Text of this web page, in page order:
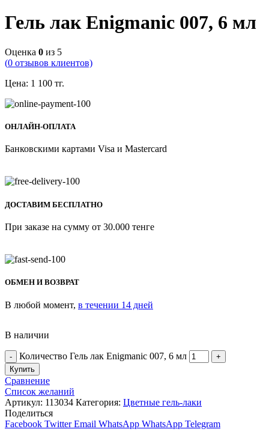
Гель лак Enigmanic 007, 6 мл
Оценка 0 из 5
(0 отзывов клиентов)
Цена: 1 100 тг.
ОНЛАЙН-ОПЛАТА
Банковскими картами Visa и Mastercard
ДОСТАВИМ БЕСПЛАТНО
При заказе на сумму от 30.000 тенге
ОБМЕН И ВОЗВРАТ
В любой момент, в течении 14 дней
В наличии
Количество Гель лак Enigmanic 007, 6 мл
Купить
Сравнение
Список желаний
Артикул: 113034 Категория: Цветные гель-лаки
Поделиться
Facebook Twitter Email WhatsApp WhatsApp Telegram